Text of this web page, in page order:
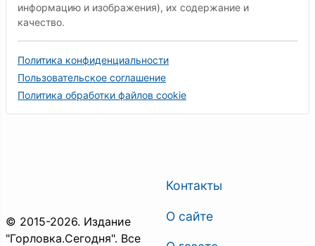
информацию и изображения), их содержание и
качество.
Политика конфиденциальности
Пользовательское соглашение
Политика обработки файлов cookie
© 2015-2026. Издание
"Горловка.Сегодня". Все
Контакты
О сайте